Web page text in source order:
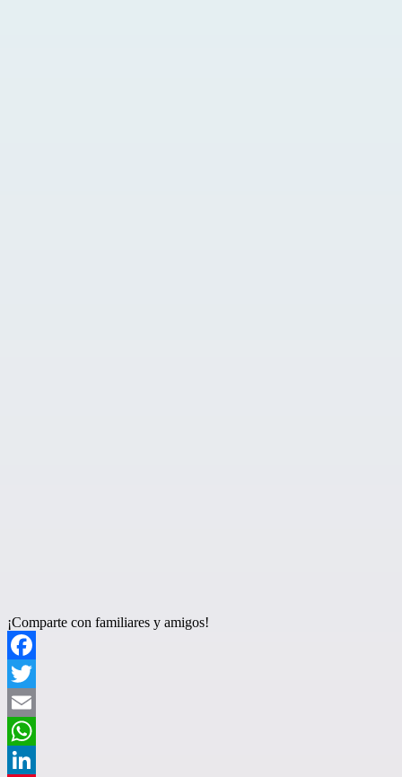
¡Comparte con familiares y amigos!
Facebook
Twitter
Email
WhatsApp